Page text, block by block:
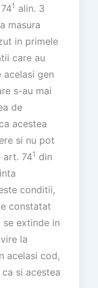
1 alin. 3
masura
in primele
care au
gen
s-au mai
de
acestea
si nu pot
art. 741 din
conditii,
constatat
se extinde in
la
acelasi cod,
si acestea